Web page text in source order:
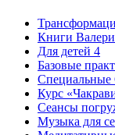
Книги
Для детей 4
Базовые
Специальные
Курс
Сеансы
Музыка для